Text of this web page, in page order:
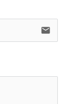
email